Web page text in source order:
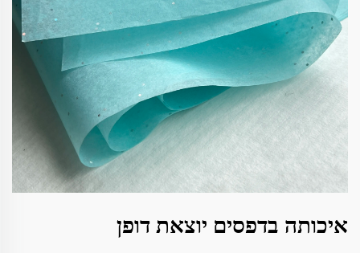
איכותה בדפסים יוצאת דופן